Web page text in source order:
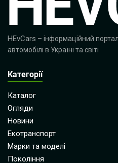
HEvCars – інформаційний
автомобілі в Україні та світі
Категорії
Каталог
Огляди
Новини
Екотранспорт
Марки та моделі
Покоління